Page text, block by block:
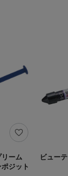
リーム
ジット
ビュー